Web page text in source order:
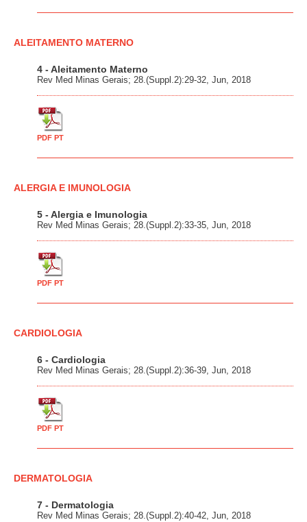
ALEITAMENTO MATERNO
4 - Aleitamento Materno
Rev Med Minas Gerais; 28.(Suppl.2):29-32, Jun, 2018
PDF PT
ALERGIA E IMUNOLOGIA
5 - Alergia e Imunologia
Rev Med Minas Gerais; 28.(Suppl.2):33-35, Jun, 2018
PDF PT
CARDIOLOGIA
6 - Cardiologia
Rev Med Minas Gerais; 28.(Suppl.2):36-39, Jun, 2018
PDF PT
DERMATOLOGIA
7 - Dermatologia
Rev Med Minas Gerais; 28.(Suppl.2):40-42, Jun, 2018